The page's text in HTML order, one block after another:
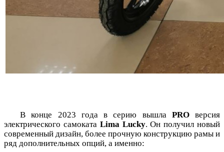
В конце 2023 года в серию вышла PRO версия
электрического самоката Lima Lucky. Он получил новый
современный дизайн, более прочную конструкцию рамы и
ряд дополнительных опций, а именно: